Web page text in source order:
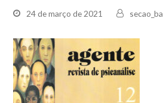
24 de março de 2021 secao_ba